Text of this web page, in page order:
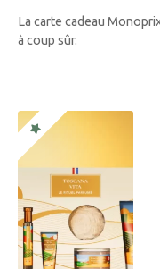
La carte cadeau
à coup sûr.